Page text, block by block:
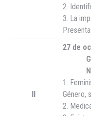
2.
3. La
II
27 de
Nuria
1.
Género,
2.